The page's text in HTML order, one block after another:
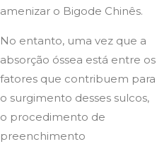
amenizar o Bigode Chinês.
No entanto, uma vez que a
absorção óssea está entre os
fatores que contribuem para
o surgimento desses sulcos,
o procedimento de
preenchimento